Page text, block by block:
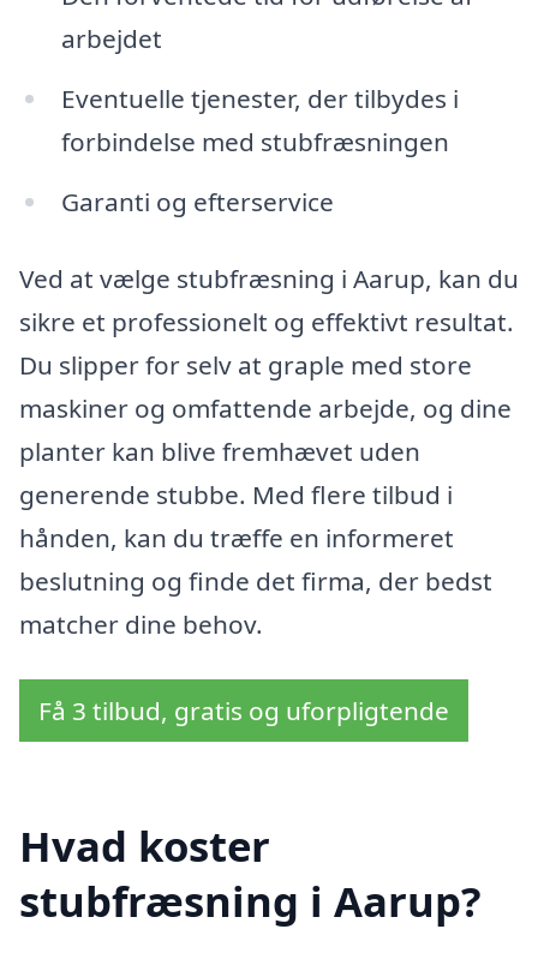
arbejdet
Eventuelle tjenester, der tilbydes i
forbindelse med stubfræsningen
Garanti og efterservice
Ved at vælge stubfræsning i Aarup, kan du
sikre et professionelt og effektivt resultat.
Du slipper for selv at graple med store
maskiner og omfattende arbejde, og dine
planter kan blive fremhævet uden
generende stubbe. Med flere tilbud i
hånden, kan du træffe en informeret
beslutning og finde det firma, der bedst
matcher dine behov.
Få 3 tilbud, gratis og uforpligtende
Hvad koster
stubfræsning i Aarup?